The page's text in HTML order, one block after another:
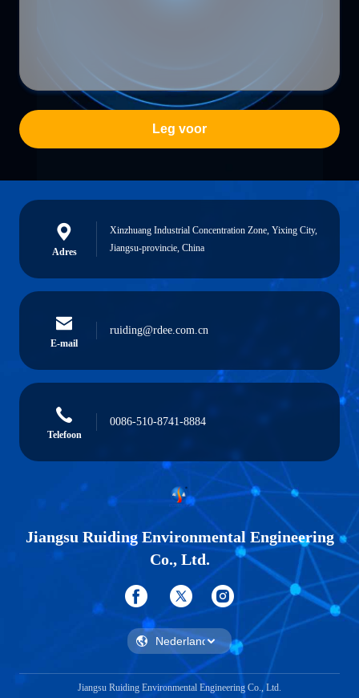
Leg voor
Adres
Xinzhuang Industrial Concentration Zone, Yixing City,
Jiangsu-provincie, China
E-mail
ruiding@rdee.com.cn
Telefoon
0086-510-8741-8884
Jiangsu Ruiding Environmental Engineering
Co., Ltd.
Jiangsu Ruiding Environmental Engineering Co., Ltd.